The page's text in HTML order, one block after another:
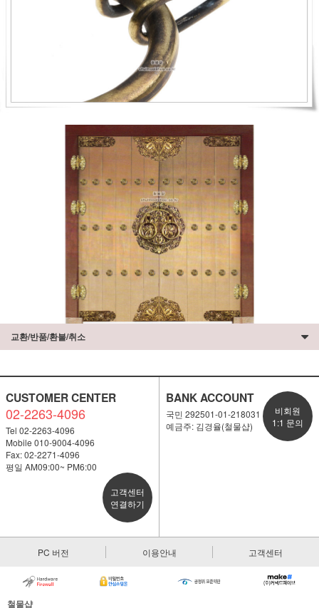
교환/반품/환불/취소
CUSTOMER CENTER
02-2263-4096
Tel 02-2263-4096
Mobile 010-9004-4096
Fax: 02-2271-4096
평일 AM09:00~ PM6:00
고객센터
연결하기
BANK ACCOUNT
국민 292501-01-218031
예금주: 김경율(철물샵)
비회원
1:1 문의
PC 버전 이용안내 고객센터
철물샵